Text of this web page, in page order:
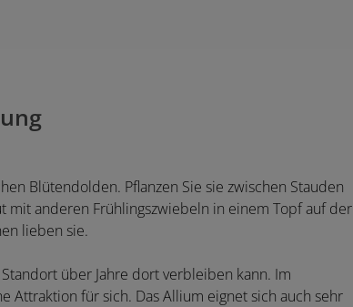
Blütendolden. Pflanzen Sie sie zwischen Stauden
mit anderen Frühlingszwiebeln in einem Topf auf der
lieben sie.
über Jahre dort verbleiben kann. Im
für sich. Das Allium eignet sich auch sehr